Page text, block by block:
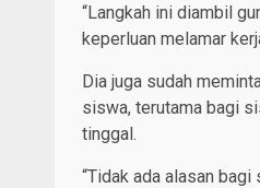
“Langkah ini diambil
keperluan melamar
Dia juga sudah
siswa, terutama bagi
tinggal.
“Tidak ada alasan